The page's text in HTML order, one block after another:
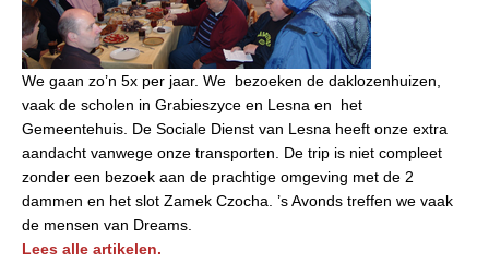
We gaan zo’n 5x per jaar. We bezoeken de daklozenhuizen,
vaak de scholen in Grabieszyce en Lesna en het
Gemeentehuis. De Sociale Dienst van Lesna heeft onze extra
aandacht vanwege onze transporten. De trip is niet compleet
zonder een bezoek aan de prachtige omgeving met de 2
dammen en het slot Zamek Czocha. ’s Avonds treffen we vaak
de mensen van Dreams.
Lees alle artikelen.